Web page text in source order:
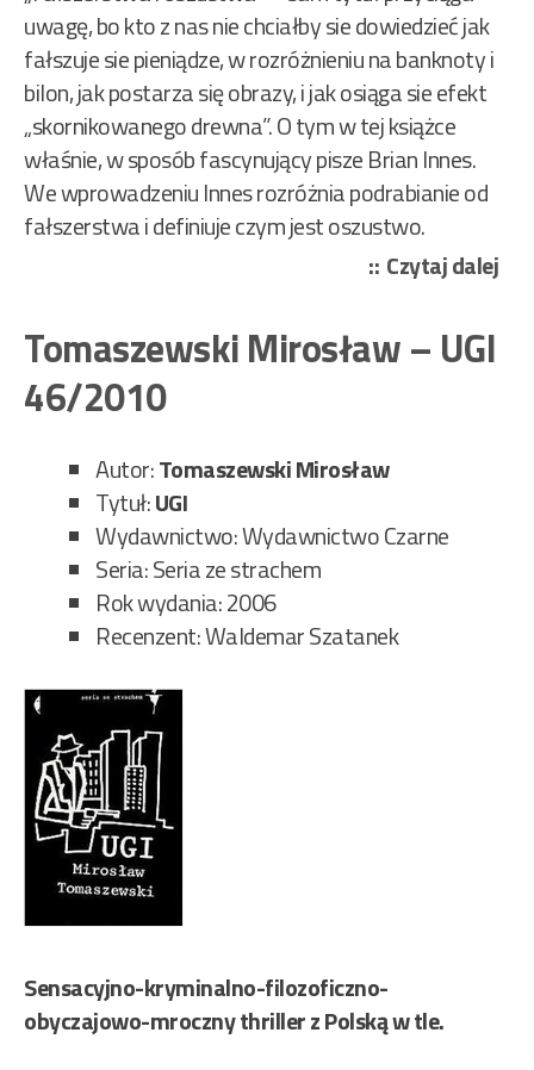
uwagę, bo kto z nas nie chciałby sie dowiedzieć jak
fałszuje sie pieniądze, w rozróżnieniu na banknoty i
bilon, jak postarza się obrazy, i jak osiąga sie efekt
„skornikowanego drewna”. O tym w tej książce
właśnie, w sposób fascynujący pisze Brian Innes.
We wprowadzeniu Innes rozróżnia podrabianie od
fałszerstwa i definiuje czym jest oszustwo.
Czytaj dalej
Tomaszewski Mirosław – UGI
46/2010
Autor:Tomaszewski Mirosław
Tytuł:UGI
Wydawnictwo: Wydawnictwo Czarne
Seria: Seria ze strachem
Rok wydania: 2006
Recenzent: Waldemar Szatanek
Sensacyjno-kryminalno-filozoficzno-
obyczajowo-mroczny thriller z Polską w tle.